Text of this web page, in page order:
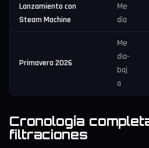
Lanzamiento con
Steam Machine
Me
dia
Primavera 2026
Me
dia-
baj
a
Cronología
filtraciones